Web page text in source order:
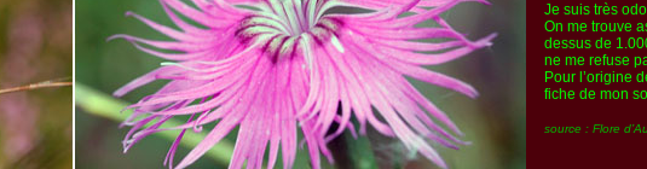
Je suis très
On me trouve
dessus de
ne me refuse
Pour l’origine
fiche de mon
source : Flore